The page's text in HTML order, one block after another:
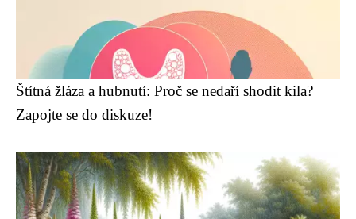
Štítná žláza a hubnutí: Proč se nedaří shodit kila?
Zapojte se do diskuze!